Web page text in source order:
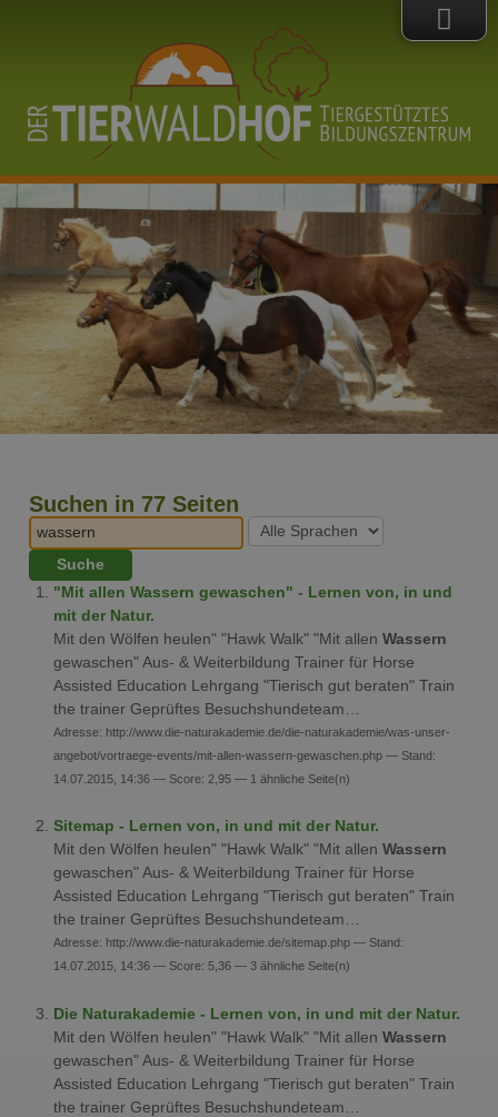
Suchen in 77 Seiten
"Mit allen Wassern gewaschen" - Lernen von, in und
mit der Natur.
Mit den Wölfen heulen" "Hawk Walk" "Mit allen Wassern
gewaschen" Aus- & Weiterbildung Trainer für Horse
Assisted Education Lehrgang "Tierisch gut beraten" Train
the trainer Geprüftes Besuchshundeteam…
Adresse: http://www.die-naturakademie.de/die-naturakademie/was-unser-
angebot/vortraege-events/mit-allen-wassern-gewaschen.php — Stand:
14.07.2015, 14:36 — Score: 2,95 — 1 ähnliche Seite(n)
Sitemap - Lernen von, in und mit der Natur.
Mit den Wölfen heulen" "Hawk Walk" "Mit allen Wassern
gewaschen" Aus- & Weiterbildung Trainer für Horse
Assisted Education Lehrgang "Tierisch gut beraten" Train
the trainer Geprüftes Besuchshundeteam…
Adresse: http://www.die-naturakademie.de/sitemap.php — Stand:
14.07.2015, 14:36 — Score: 5,36 — 3 ähnliche Seite(n)
Die Naturakademie - Lernen von, in und mit der Natur.
Mit den Wölfen heulen" "Hawk Walk" "Mit allen Wassern
gewaschen" Aus- & Weiterbildung Trainer für Horse
Assisted Education Lehrgang "Tierisch gut beraten" Train
the trainer Geprüftes Besuchshundeteam…